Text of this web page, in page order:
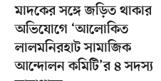
মাদকের সঙ্গে জড়িত থাকার
অভিযোগে ‘আলোকিত
লালমনিরহাট সামাজিক
আন্দোলন কমিটি’র ৪ সদস্য